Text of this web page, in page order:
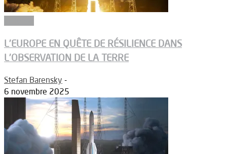
L’EUROPE EN QUÊTE DE RÉSILIENCE DANS
L’OBSERVATION DE LA TERRE
Stefan Barensky -
6 novembre 2025